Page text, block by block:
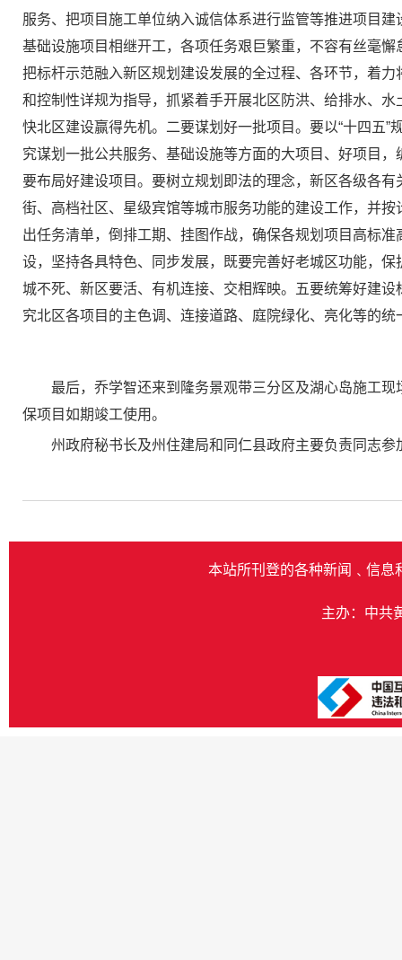
服务、把项目施工单位纳入诚信体系进行监管等推进项目
基础设施项目相继开工，各项任务艰巨繁重，不容有丝毫
把标杆示范融入新区规划建设发展的全过程、各环节，着
和控制性详规为指导，抓紧着手开展北区防洪、给排水、
快北区建设赢得先机。二要谋划好一批项目。要以“十四五
究谋划一批公共服务、基础设施等方面的大项目、好项目
要布局好建设项目。要树立规划即法的理念，新区各级各
街、高档社区、星级宾馆等城市服务功能的建设工作，并
出任务清单，倒排工期、挂图作战，确保各规划项目高标
设，坚持各具特色、同步发展，既要完善好老城区功能，
城不死、新区要活、有机连接、交相辉映。五要统筹好建
究北区各项目的主色调、连接道路、庭院绿化、亮化等的
最后，乔学智还来到隆务景观带三分区及湖心岛施工
保项目如期竣工使用。
州政府秘书长及州住建局和同仁县政府主要负责同志参
本站所刊登的各种新闻﹑信息
主办：中共